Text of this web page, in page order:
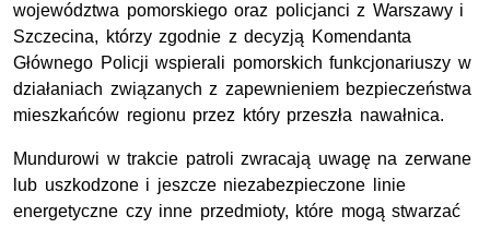
województwa pomorskiego oraz policjanci z Warszawy i
Szczecina, którzy zgodnie z decyzją Komendanta
Głównego Policji wspierali pomorskich funkcjonariuszy w
działaniach związanych z zapewnieniem bezpieczeństwa
mieszkańców regionu przez który przeszła nawałnica.
Mundurowi w trakcie patroli zwracają uwagę na zerwane
lub uszkodzone i jeszcze niezabezpieczone linie
energetyczne czy inne przedmioty, które mogą stwarzać